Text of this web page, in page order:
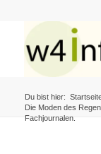
Du bist hier:
Die Moden des
Fachjournalen.